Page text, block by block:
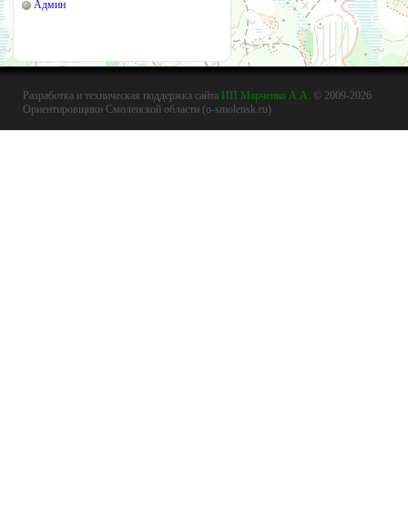
Админ
Разработка и техническая поддержка сайта ИП Марченко А.А. © 2009-2026
Ориентировщики Смоленской области (o-smolensk.ru)